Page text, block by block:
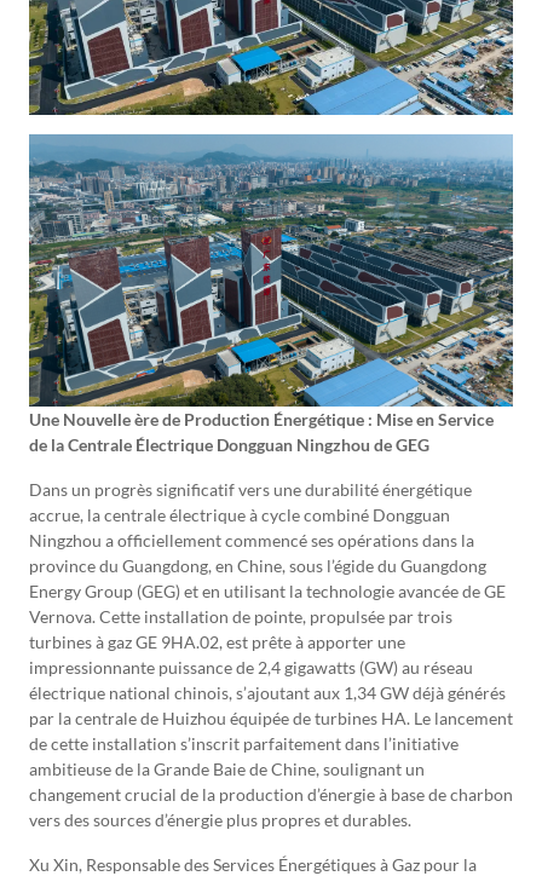
Une Nouvelle ère de Production Énergétique : Mise en Service
de la Centrale Électrique Dongguan Ningzhou de GEG
Dans un progrès significatif vers une durabilité énergétique
accrue, la centrale électrique à cycle combiné Dongguan
Ningzhou a officiellement commencé ses opérations dans la
province du Guangdong, en Chine, sous l’égide du Guangdong
Energy Group (GEG) et en utilisant la technologie avancée de GE
Vernova. Cette installation de pointe, propulsée par trois
turbines à gaz GE 9HA.02, est prête à apporter une
impressionnante puissance de 2,4 gigawatts (GW) au réseau
électrique national chinois, s’ajoutant aux 1,34 GW déjà générés
par la centrale de Huizhou équipée de turbines HA. Le lancement
de cette installation s’inscrit parfaitement dans l’initiative
ambitieuse de la Grande Baie de Chine, soulignant un
changement crucial de la production d’énergie à base de charbon
vers des sources d’énergie plus propres et durables.
Xu Xin, Responsable des Services Énergétiques à Gaz pour la